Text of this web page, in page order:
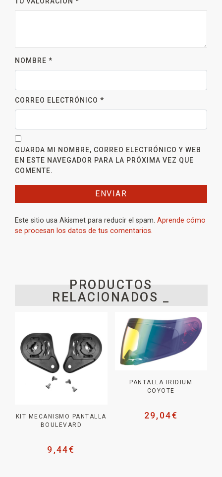
NOMBRE *
CORREO ELECTRÓNICO *
GUARDA MI NOMBRE, CORREO ELECTRÓNICO Y WEB
EN ESTE NAVEGADOR PARA LA PRÓXIMA VEZ QUE
COMENTE.
Este sitio usa Akismet para reducir el spam. Aprende cómo
se procesan los datos de tus comentarios.
PRODUCTOS
RELACIONADOS _
KIT MECANISMO PANTALLA
BOULEVARD
9,44€
PANTALLA IRIDIUM
COYOTE
29,04€